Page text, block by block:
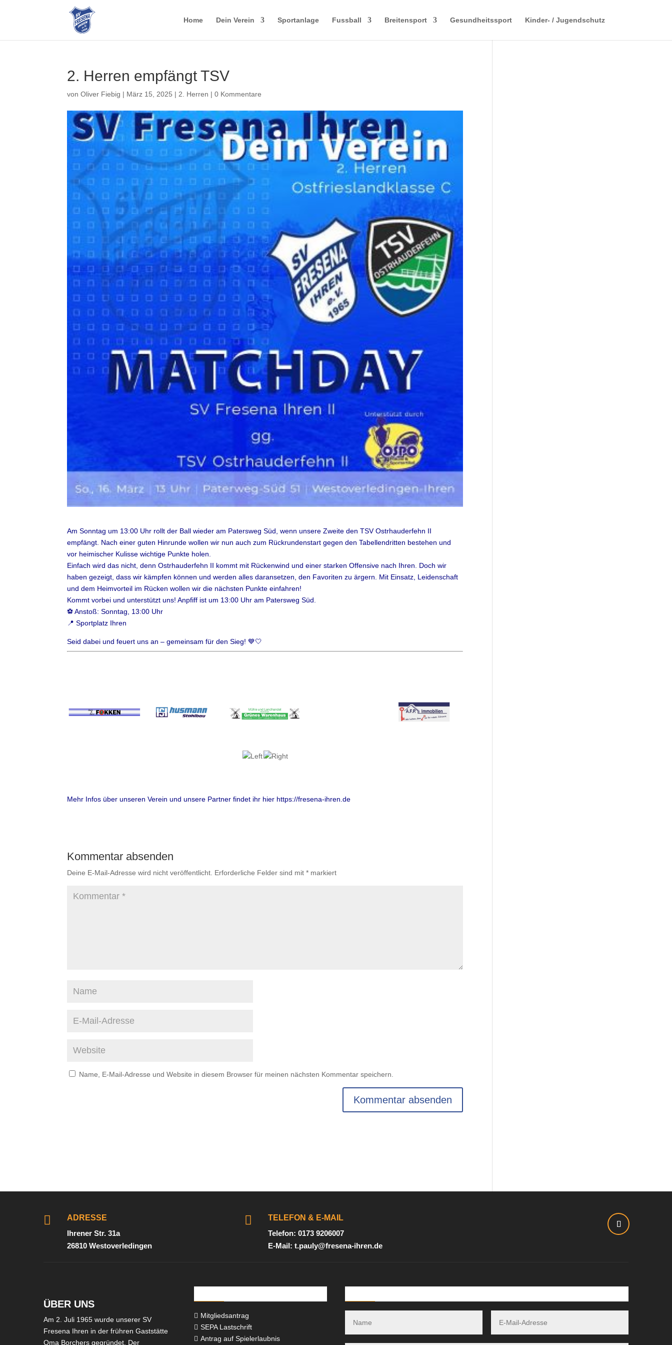
Home Dein Verein Sportanlage Fussball Breitensport Gesundheitssport Kinder- / Jugendschutz
2. Herren empfängt TSV
vonOliver Fiebig | März 15, 2025 | 2. Herren |0 Kommentare
Am Sonntag um 13:00 Uhr rollt der Ball wieder am Patersweg Süd, wenn unsere Zweite den TSV Ostrhauderfehn II
empfängt. Nach einer guten Hinrunde wollen wir nun auch zum Rückrundenstart gegen den Tabellendritten bestehen und
vor heimischer Kulisse wichtige Punkte holen.
Einfach wird das nicht, denn Ostrhauderfehn II kommt mit Rückenwind und einer starken Offensive nach Ihren. Doch wir
haben gezeigt, dass wir kämpfen können und werden alles daransetzen, den Favoriten zu ärgern. Mit Einsatz, Leidenschaft
und dem Heimvorteil im Rücken wollen wir die nächsten Punkte einfahren!
Kommt vorbei und unterstützt uns! Anpfiff ist um 13:00 Uhr am Patersweg Süd.
⚽ Anstoß: Sonntag, 13:00 Uhr
📍 Sportplatz Ihren
Seid dabei und feuert uns an – gemeinsam für den Sieg! 💙🤍
Mehr Infos über unseren Verein und unsere Partner findet ihr hier https://fresena-ihren.de
Kommentar absenden
Deine E-Mail-Adresse wird nicht veröffentlicht. Erforderliche Felder sind mit* markiert
Name, E-Mail-Adresse und Website in diesem Browser für meinen nächsten Kommentar speichern.

ADRESSE
Ihrener Str. 31a
26810 Westoverledingen

TELEFON & E-MAIL
Telefon: 0173 9206007
E-Mail: t.pauly@fresena-ihren.de
ÜBER UNS
Am 2. Juli 1965 wurde unserer SV
Fresena Ihren in der frühren Gaststätte
Oma Borchers gegründet. Der
 Mitgliedsantrag
 SEPA Lastschrift
 Antrag auf Spielerlaubnis